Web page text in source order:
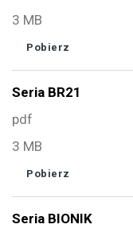
3 MB
Pobierz
Seria BR21
pdf
3 MB
Pobierz
Seria BIONIK